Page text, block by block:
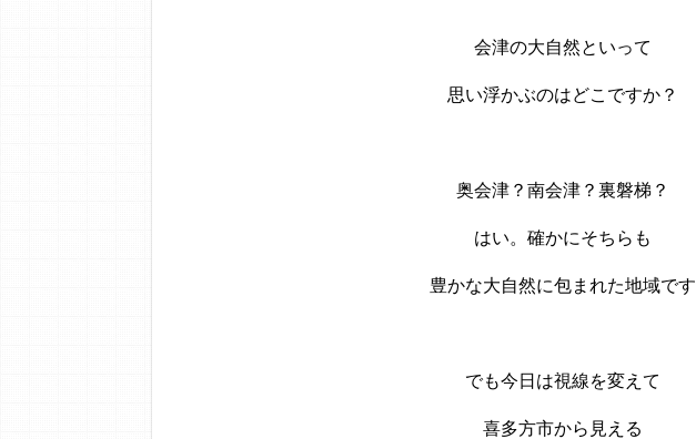
会津の大自然といって
思い浮かぶのはどこですか？
奥会津？南会津？裏磐梯？
はい。確かにそちらも
豊かな大自然に包まれた地域です
でも今日は視線を変えて
喜多方市から見える